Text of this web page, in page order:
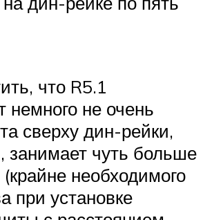
что R5.1
немного не очень
сверху дин-рейки,
занимает чуть больше
необходимого
при установке